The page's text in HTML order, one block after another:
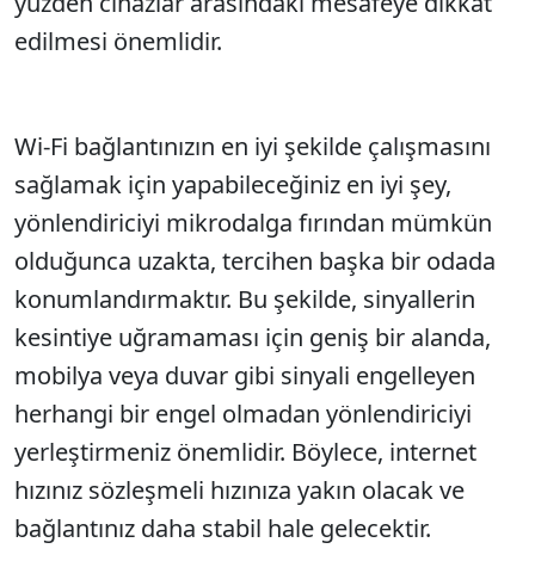
edilmesi önemlidir.
Wi-Fi bağlantınızın en iyi şekilde çalışmasını
sağlamak için yapabileceğiniz en iyi şey,
yönlendiriciyi mikrodalga fırından mümkün
olduğunca uzakta, tercihen başka bir odada
konumlandırmaktır. Bu şekilde, sinyallerin
kesintiye uğramaması için geniş bir alanda,
mobilya veya duvar gibi sinyali engelleyen
herhangi bir engel olmadan yönlendiriciyi
yerleştirmeniz önemlidir. Böylece, internet
hızınız sözleşmeli hızınıza yakın olacak ve
bağlantınız daha stabil hale gelecektir.